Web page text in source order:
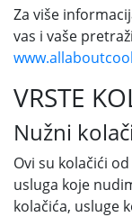
Za više
vas i vaše
VRSTE
Nužni
Ovi su kolačići
usluga koje
kolačića, usluge